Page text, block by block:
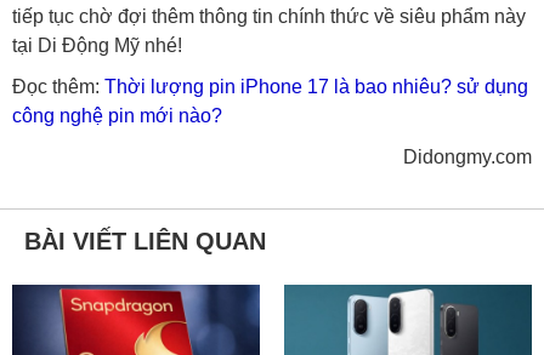
tiếp tục chờ đợi thêm thông tin chính thức về siêu phẩm này
tại Di Động Mỹ nhé!
Đọc thêm: Thời lượng pin iPhone 17 là bao nhiêu? sử dụng
công nghệ pin mới nào?
Didongmy.com
BÀI VIẾT LIÊN QUAN